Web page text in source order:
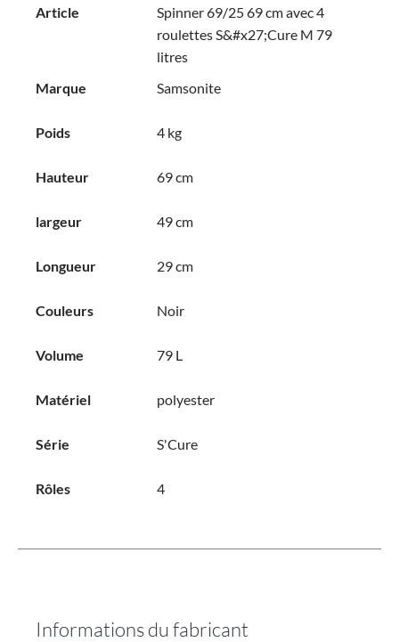
Article
Spinner 69/25 69 cm avec 4
roulettes S&#x27;Cure M 79
litres
Marque
Samsonite
Poids 4 kg
Hauteur 69 cm
largeur 49 cm
Longueur 29 cm
Couleurs Noir
Volume 79 L
Matériel polyester
Série S'Cure
Rôles 4
Informations du fabricant